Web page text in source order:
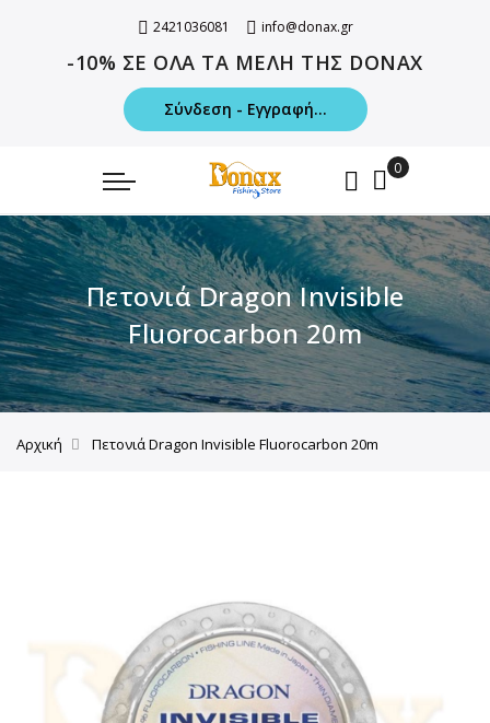
2421036081 info@donax.gr
-10% ΣΕ ΟΛΑ ΤΑ ΜΕΛΗ ΤΗΣ DONAX
Σύνδεση - Εγγραφή...
Πετονιά Dragon Invisible
Fluorocarbon 20m
Αρχική Πετονιά Dragon Invisible Fluorocarbon 20m